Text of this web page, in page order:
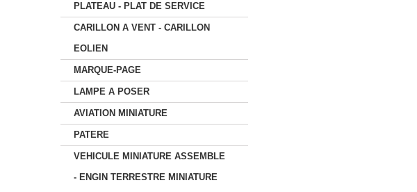
PLATEAU - PLAT DE SERVICE
CARILLON A VENT - CARILLON
EOLIEN
MARQUE-PAGE
LAMPE A POSER
AVIATION MINIATURE
PATERE
VEHICULE MINIATURE ASSEMBLE
- ENGIN TERRESTRE MINIATURE